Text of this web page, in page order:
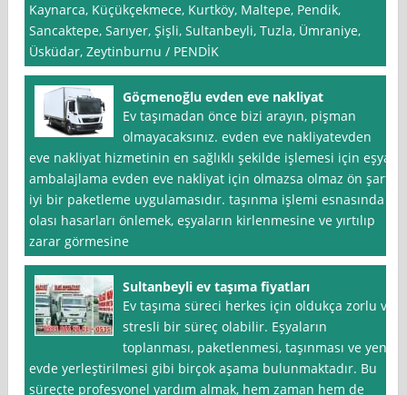
Kaynarca, Küçükçekmece, Kurtköy, Maltepe, Pendik,
Sancaktepe, Sarıyer, Şişli, Sultanbeyli, Tuzla, Ümraniye,
Üsküdar, Zeytinburnu / PENDİK
Göçmenoğlu evden eve nakliyat
Ev taşımadan önce bizi arayın, pişman
olmayacaksınız. evden eve nakliyatevden
eve nakliyat hizmetinin en sağlıklı şekilde işlemesi için eşya
ambalajlama evden eve nakliyat için olmazsa olmaz ön şart
iyi bir paketleme uygulamasıdır. taşınma işlemi esnasında
olası hasarları önlemek, eşyaların kirlenmesine ve yırtılıp
zarar görmesine
Sultanbeyli ev taşıma fiyatları
Ev taşıma süreci herkes için oldukça zorlu ve
stresli bir süreç olabilir. Eşyaların
toplanması, paketlenmesi, taşınması ve yeni
evde yerleştirilmesi gibi birçok aşama bulunmaktadır. Bu
süreçte profesyonel yardım almak, hem zaman hem de